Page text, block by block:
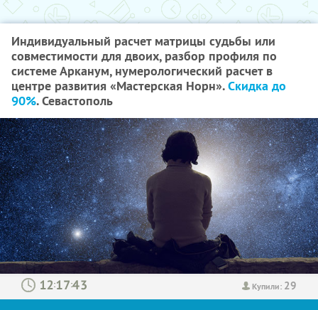
Индивидуальный расчет матрицы судьбы или
совместимости для двоих, разбор профиля по
системе Арканум, нумерологический расчет в
центре развития «Мастерская Норн».Скидка до
90%. Севастополь
Купили: 29
: :